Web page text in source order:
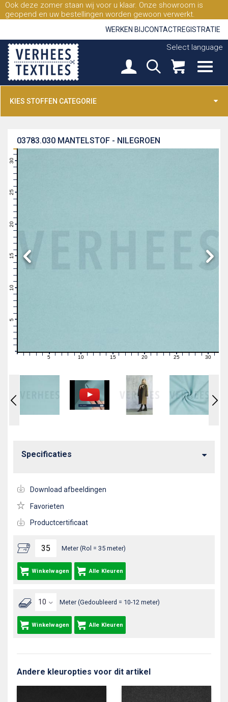
Ook deze zomer staan wij voor u klaar. Onze showroom is
geopend en uw bestellingen worden gewoon verwerkt.
WERKEN BIJCONTACTREGISTRATIE
Select language
KIES STOFFEN CATEGORIE
MANTELSTOF - NILEGROEN
03783.030
11
16
21
26
1 2 3 4 6 7 89 11121314 16171819 21222324 26272829 31
Meter (Rol = 35 meter)
Winkelwagen Alle Kleuren
Meter (Gedoubleerd = 10-12 meter)
Winkelwagen Alle Kleuren
Specificaties
Download afbeeldingen
Favorieten
Productcertificaat
Andere kleuropties voor dit artikel